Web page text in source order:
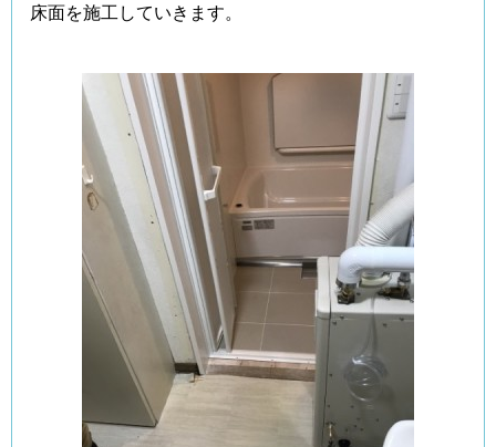
床面を施工していきます。